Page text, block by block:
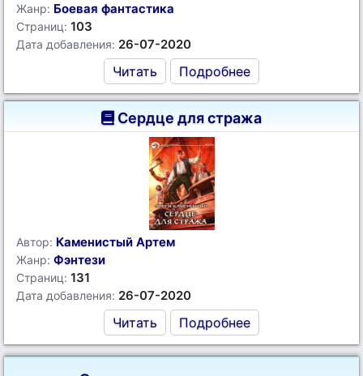
Жанр: Боевая фантастика
Страниц: 103
Дата добавления: 26-07-2020
Читать Подробнее
Сердце для стража
Автор: Каменистый Артем
Жанр: Фэнтези
Страниц: 131
Дата добавления: 26-07-2020
Читать Подробнее